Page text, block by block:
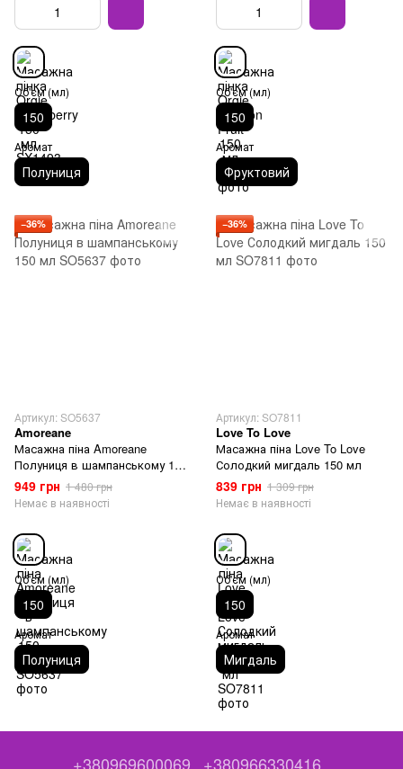
Об'єм (мл)
150
Аромат
Полуниця
Об'єм (мл)
150
Аромат
Фруктовий
−36%
Артикул: SO5637
Amoreane
Масажна піна Amoreane
Полуниця в шампанському 150
мл
949 грн 1 480 грн
Немає в наявності
Об'єм (мл)
150
Аромат
Полуниця
−36%
Артикул: SO7811
Love To Love
Масажна піна Love To Love
Солодкий мигдаль 150 мл
839 грн 1 309 грн
Немає в наявності
Об'єм (мл)
150
Аромат
Мигдаль
+380969600069 +380966330416